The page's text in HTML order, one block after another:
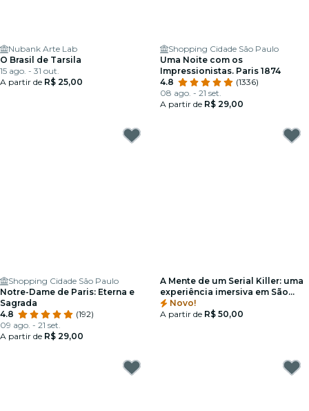
Nubank Arte Lab
O Brasil de Tarsila
15 ago. - 31 out.
A partir de R$ 25,00
Shopping Cidade São Paulo
Uma Noite com os
Impressionistas. Paris 1874
4.8
(1336)
08 ago. - 21 set.
A partir de R$ 29,00
Shopping Cidade São Paulo
Notre-Dame de Paris: Eterna e
Sagrada
4.8
(192)
09 ago. - 21 set.
A partir de R$ 29,00
A Mente de um Serial Killer: uma
experiência imersiva em São
Paulo - Cartão-Presente
Novo!
A partir de R$ 50,00